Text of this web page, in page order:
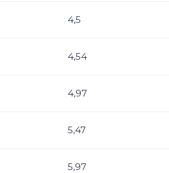
4,5
4,54
4,97
5,47
5,97